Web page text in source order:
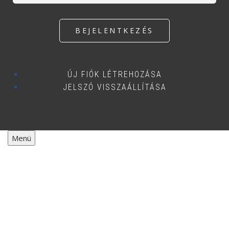
ÚJ FIÓK LÉTREHOZÁSA
JELSZÓ VISSZAÁLLÍTÁSA
Menü